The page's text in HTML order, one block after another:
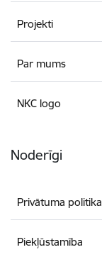
Projekti
Par mums
NKC logo
Noderīgi
Privātuma politika
Piekļūstamība